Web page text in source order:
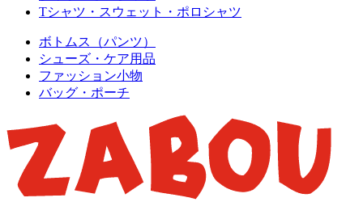
Tシャツ・スウェット・ポロシャツ
ボトムス（パンツ）
シューズ・ケア用品
ファッション小物
バッグ・ポーチ